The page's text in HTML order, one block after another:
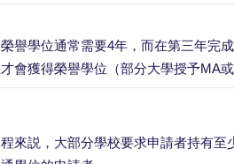
譽學位通常需要4年，而在第三年完
會獲得榮譽學位（部分大學授予MA或
來説，大部分學校要求申請者持有